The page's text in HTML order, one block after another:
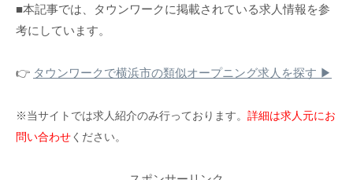
■本記事では、タウンワークに掲載されている求人情報を参
考にしています。
👉 タウンワークで横浜市の類似オープニング求人を探す ▶
※当サイトでは求人紹介のみ行っております。 詳細は求人元にお
問い合わせください。